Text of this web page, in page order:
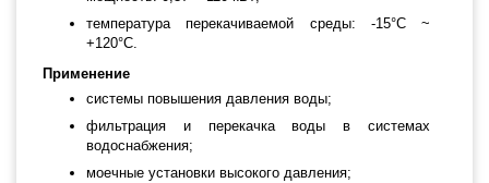
температура перекачиваемой среды: -15°С ~
+120°С.
Применение
системы повышения давления воды;
фильтрация и перекачка воды в системах
водоснабжения;
моечные установки высокого давления;